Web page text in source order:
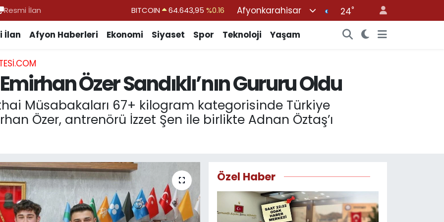
Resmi İlan DOLAR 47,6006%0.06
BİST100
13.799%70
BITCOIN
64.643,95 %0.16
Afyonkarahisar 24°
İlan Afyon Haberleri Ekonomi Siyaset Spor Teknoloji Yaşam
Özer Sandıklı’nın Gururu Oldu
Müsabakaları 67+ kilogram kategorisinde Türkiye
Özer, antrenörü İzzet Şen ile birlikte Adnan Öztaş’ı
Özel Haber